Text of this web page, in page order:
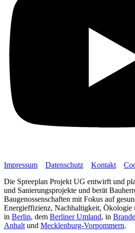
Impressum Datenschutz Kontakt
Die Spreeplan Projekt UG entwirft und
und Sanierungsprojekte und berät
Baugenossenschaften mit Fokus auf
Energieffizienz, Nachhaltigkeit, Ökologie
in Berlin, dem Berliner Umland, in
Anhalt und Mecklenburg-Vorpommern.